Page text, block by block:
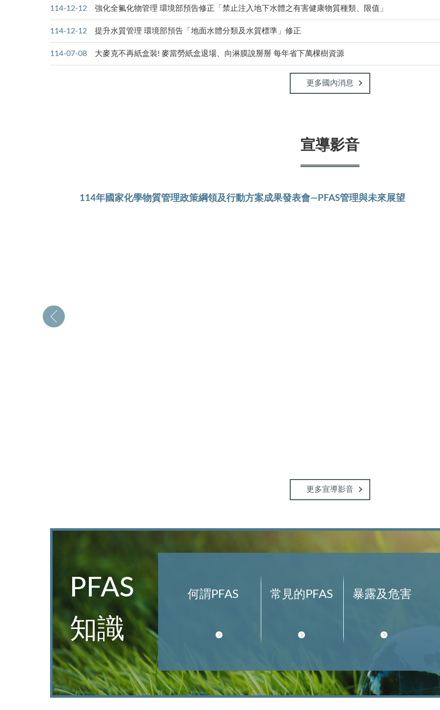
114-12-12 強化全氟化物管理 環境部預告修正「禁止注入地下水體之有害健康物質種類、限值」
114-12-12 提升水質管理 環境部預告「地面水體分類及水質標準」修正
114-07-08 大麥克不再紙盒裝! 麥當勞紙盒退場、向淋膜說掰掰 每年省下萬棵樹資源
更多國內消息
宣導影音
114年國家化學物質管理政策綱領及行動方案成果發表會—PFAS管理與未來展望
更多宣導影音
PFAS
知識
何謂PFAS 常見的PFAS 暴露及危害